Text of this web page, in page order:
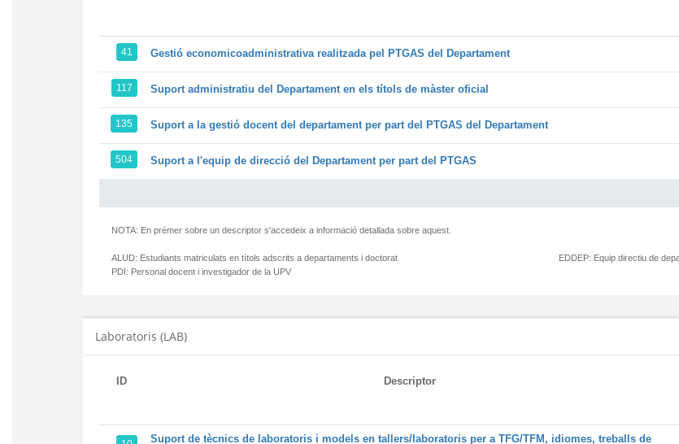
41 Gestió economicoadministrativa realitzada pel PTGAS del Departament
117 Suport administratiu del Departament en els títols de màster oficial
135 Suport a la gestió docent del departament per part del PTGAS del Departament
504 Suport a l'equip de direcció del Departament per part del PTGAS
NOTA: En prémer sobre un descriptor s'accedeix a informació detallada sobre aquest.
ALUD: Estudiants matriculats en títols adscrits a departaments i doctorat
PDI: Personal docent i investigador de la UPV
EDDEP: Equip directiu de
Laboratoris (LAB)
ID Descriptor
Suport de tècnics de laboratoris i models en tallers/laboratoris per a TFG/TFM, idiomes, treballs de